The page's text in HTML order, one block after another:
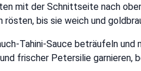
mit der Schnittseite nach
rösten, bis sie weich und
Tahini-Sauce beträufeln und
frischer Petersilie garnieren,